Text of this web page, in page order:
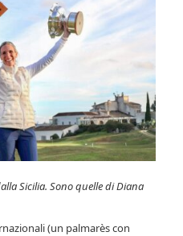
Sicilia. Sono quelle di Diana
(un palmarès con